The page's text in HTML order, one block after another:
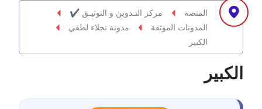
مدونة احمد ابراهيم
عاملة
المنصة
مركز التـدوين و التوثيـق ✔
المدونات الموثقة
مدونة نجلاء لطفي
الكبير
الكبير